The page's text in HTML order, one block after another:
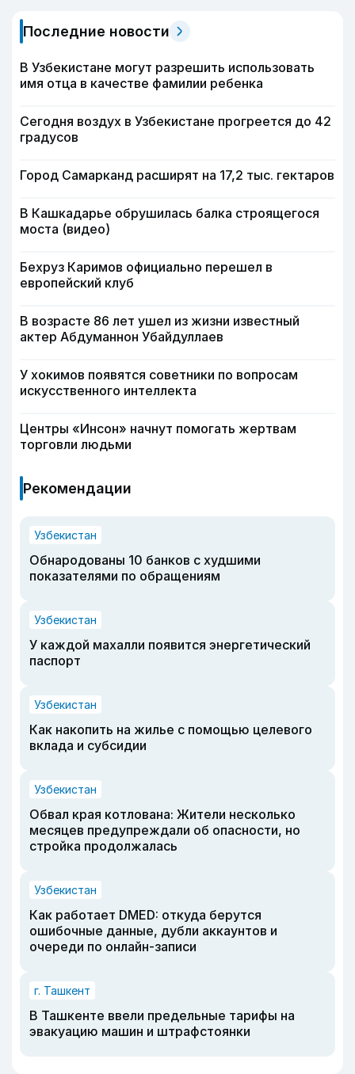
Последние новости
В Узбекистане могут разрешить использовать
имя отца в качестве фамилии ребенка
Сегодня воздух в Узбекистане прогреется до 42
градусов
Город Самарканд расширят на 17,2 тыс. гектаров
В Кашкадарье обрушилась балка строящегося
моста (видео)
Бехруз Каримов официально перешел в
европейский клуб
В возрасте 86 лет ушел из жизни известный
актер Абдуманнон Убайдуллаев
У хокимов появятся советники по вопросам
искусственного интеллекта
Центры «Инсон» начнут помогать жертвам
торговли людьми
Рекомендации
Узбекистан
Обнародованы 10 банков с худшими
показателями по обращениям
Узбекистан
У каждой махалли появится энергетический
паспорт
Узбекистан
Как накопить на жилье с помощью целевого
вклада и субсидии
Узбекистан
Обвал края котлована: Жители несколько
месяцев предупреждали об опасности, но
стройка продолжалась
Узбекистан
Как работает DMED: откуда берутся
ошибочные данные, дубли аккаунтов и
очереди по онлайн-записи
г. Ташкент
В Ташкенте ввели предельные тарифы на
эвакуацию машин и штрафстоянки